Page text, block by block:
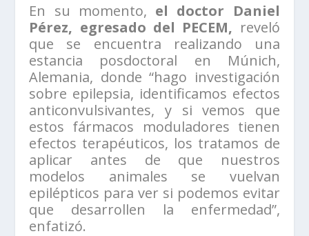
En su momento, el doctor Daniel
Pérez, egresado del PECEM, reveló
que se encuentra realizando una
estancia posdoctoral en Múnich,
Alemania, donde “hago investigación
sobre epilepsia, identificamos efectos
anticonvulsivantes, y si vemos que
estos fármacos moduladores tienen
efectos terapéuticos, los tratamos de
aplicar antes de que nuestros
modelos animales se vuelvan
epilépticos para ver si podemos evitar
que desarrollen la enfermedad”,
enfatizó.